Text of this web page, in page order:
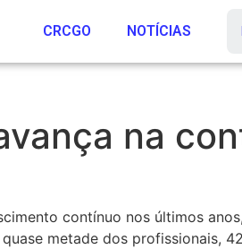
CRCGO NOTÍCIAS
na
contínuo nos últimos
metade dos profissionais,